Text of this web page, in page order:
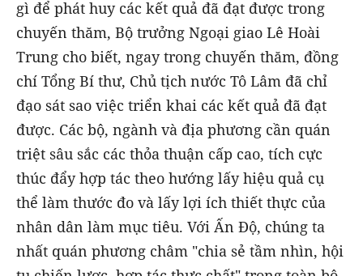
gì để phát huy các kết quả đã đạt được trong
chuyến thăm, Bộ trưởng Ngoại giao Lê Hoài
Trung cho biết, ngay trong chuyến thăm, đồng
chí Tổng Bí thư, Chủ tịch nước Tô Lâm đã chỉ
đạo sát sao việc triển khai các kết quả đã đạt
được. Các bộ, ngành và địa phương cần quán
triệt sâu sắc các thỏa thuận cấp cao, tích cực
thúc đẩy hợp tác theo hướng lấy hiệu quả cụ
thể làm thước đo và lấy lợi ích thiết thực của
nhân dân làm mục tiêu. Với Ấn Độ, chúng ta
nhất quán phương châm "chia sẻ tầm nhìn, hội